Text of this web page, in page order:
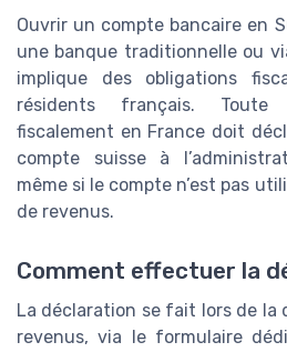
Ouvrir un compte bancaire en
une banque traditionnelle ou
implique des obligations
résidents français. Toute
fiscalement en France doit
compte suisse à
même si le compte n’est pas
de revenus.
Comment effectuer la
La déclaration se fait lors de la
revenus, via le formulaire